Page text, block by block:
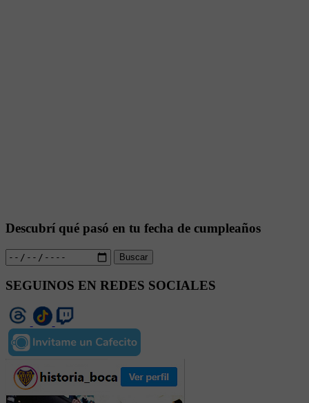
Descubrí qué pasó en tu fecha de cumpleaños
Buscar
SEGUINOS EN REDES SOCIALES